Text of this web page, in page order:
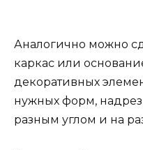
Аналогично можно
каркас или
декоративных
нужных форм,
разным углом и на